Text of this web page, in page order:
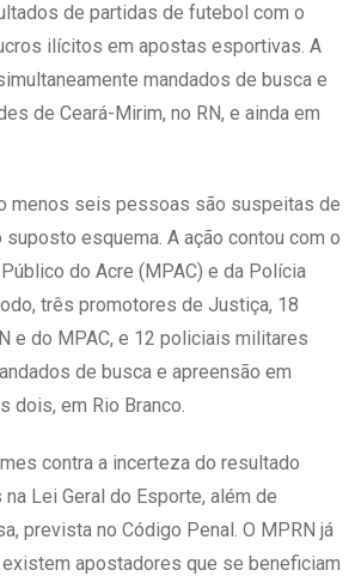
de partidas de futebol com o
ilícitos em apostas esportivas. A
mandados de busca e
de Ceará-Mirim, no RN, e ainda em
menos seis pessoas são suspeitas de
esquema. A ação contou com o
do Acre (MPAC) e da Polícia
três promotores de Justiça, 18
e do MPAC, e 12 policiais militares
de busca e apreensão em
dois, em Rio Branco.
contra a incerteza do resultado
Lei Geral do Esporte, além de
prevista no Código Penal. O MPRN já
apostadores que se beneficiam